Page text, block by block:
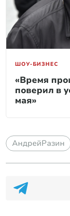
ШОУ-БИЗНЕС
«Время
поверил в
мая»
АндрейРазин